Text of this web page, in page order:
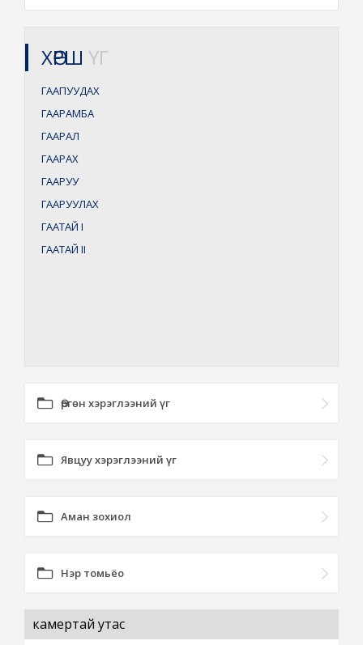
ХӨРШ ҮГ
ГААПУУДАХ
ГААРАМБА
ГААРАЛ
ГААРАХ
ГААРУУ
ГААРУУЛАХ
ГААТАЙ I
ГААТАЙ II
Өргөн хэрэглээний үг
Явцуу хэрэглээний үг
Аман зохиол
Нэр томьёо
камертай утас